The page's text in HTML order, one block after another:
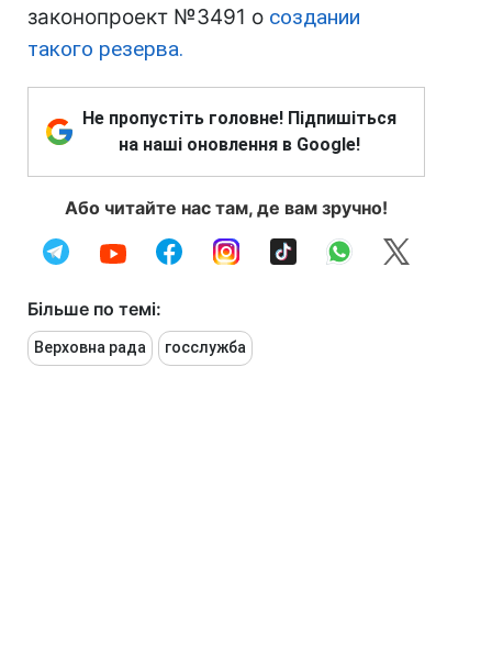
законопроект №3491 о создании
такого резерва.
Не пропустіть головне! Підпишіться
на наші оновлення в Google!
Або читайте нас там, де вам зручно!
Більше по темі:
Верховна рада госслужба